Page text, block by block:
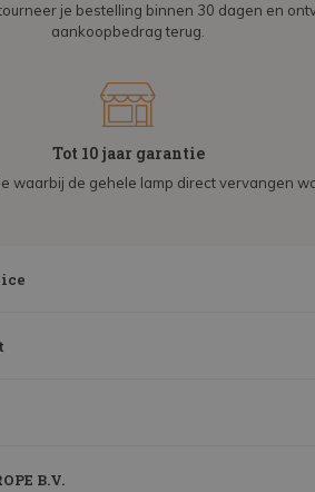
je bestelling binnen 30 dagen en
aankoopbedrag terug.
Tot 10 jaar garantie
waarbij de gehele lamp direct vervangen
B.V.